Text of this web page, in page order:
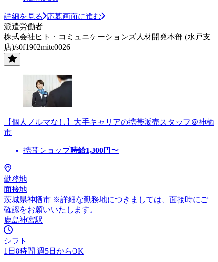
詳細を見る
応募画面に進む
派遣労働者
株式会社ヒト・コミュニケーションズ人材開発本部 (水戸支
店)/s0f1902mito0026
【個人ノルマなし】大手キャリアの携帯販売スタッフ＠神栖
市
携帯ショップ時給1,300円〜
勤務地
面接地
茨城県神栖市 ※詳細な勤務地につきましては、面接時にご
確認をお願いいたします。
鹿島神宮駅
シフト
1日8時間 週5日からOK